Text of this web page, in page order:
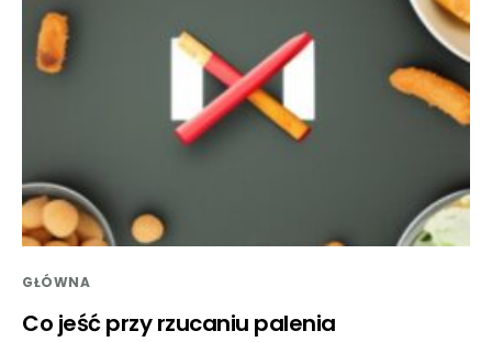
GŁÓWNA
Co jeść przy rzucaniu palenia